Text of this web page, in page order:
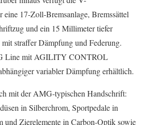
17-Zoll-Bremsanlage, Bremssättel
und ein 15 Millimeter tiefer
straffer Dämpfung und Federung.
Line mit AGILITY CONTROL
variabler Dämpfung erhältlich.
mit der AMG-typischen Handschrift:
in Silberchrom, Sportpedale in
und Zierelemente in Carbon-Optik sowie